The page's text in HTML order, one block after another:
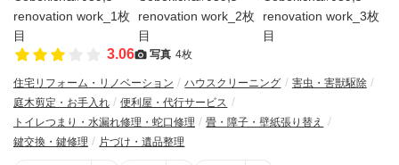
3.06 写真 4枚
住宅リフォーム・リノベーション ハウスクリーニング
害虫・害獣駆除
庭木剪定・お手入れ
便利屋・代行サービス
トイレつまり・水漏れ修理・蛇口修理
畳・障子・壁紙張り替え
鍵交換・鍵修理
片づけ・遺品整理